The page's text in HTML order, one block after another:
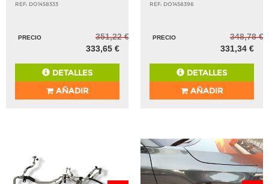
REF: DO1458333
PRECIO
351,22 €
333,65 €
DETALLES
AÑADIR
REF: DO1458396
PRECIO
348,78 €
331,34 €
DETALLES
AÑADIR